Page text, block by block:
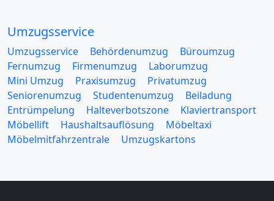
Umzugsservice
Umzugsservice Behördenumzug
Büroumzug
Fernumzug
Firmenumzug
Laborumzug
Mini Umzug
Praxisumzug
Privatumzug
Seniorenumzug
Studentenumzug
Beiladung
Entrümpelung
Halteverbotszone
Klaviertransport
Möbellift
Haushaltsauflösung
Möbeltaxi
Möbelmitfahrzentrale
Umzugskartons